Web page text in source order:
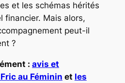
et les schémas hérités
financier. Mais alors,
peut-il
?
: avis et
au Féminin et les